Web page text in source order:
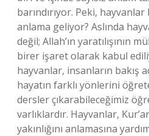
barındırıyor. Peki,
anlama geliyor? Aslında
değil; Allah’ın yaratılışının
birer işaret olarak kabul
hayvanlar, insanların bakış
hayatın farklı yönlerini
dersler çıkarabileceğimiz
varlıklardır. Hayvanlar,
yakınlığını anlamasına